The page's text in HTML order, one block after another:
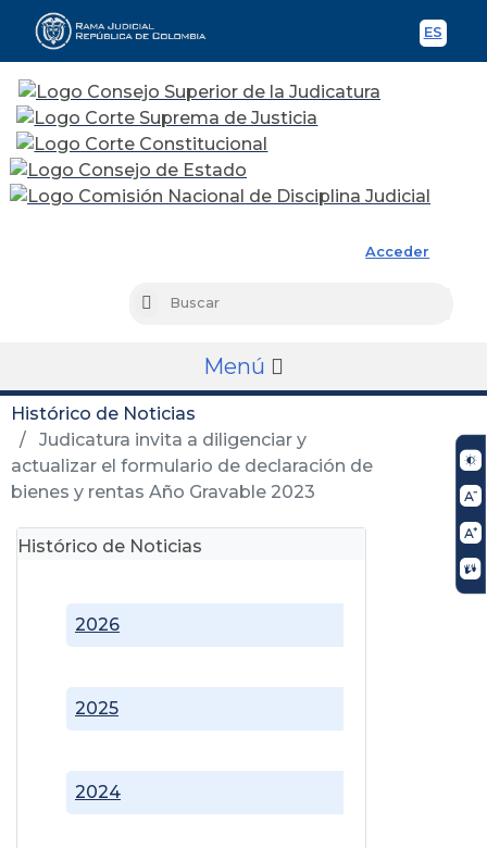
ES
Acceder
Buscar
Menú
Histórico de Noticias
Judicatura invita a diligenciar y
actualizar el formulario de declaración de
bienes y rentas Año Gravable 2023
Histórico de Noticias
2024
2025
2026